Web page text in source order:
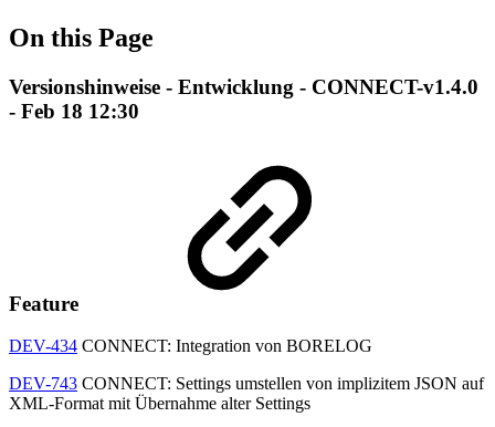
On this Page
Versionshinweise - Entwicklung - CONNECT-v1.4.0
- Feb 18 12:30
Feature
DEV-434 CONNECT: Integration von BORELOG
DEV-743 CONNECT: Settings umstellen von implizitem JSON auf
XML-Format mit Übernahme alter Settings